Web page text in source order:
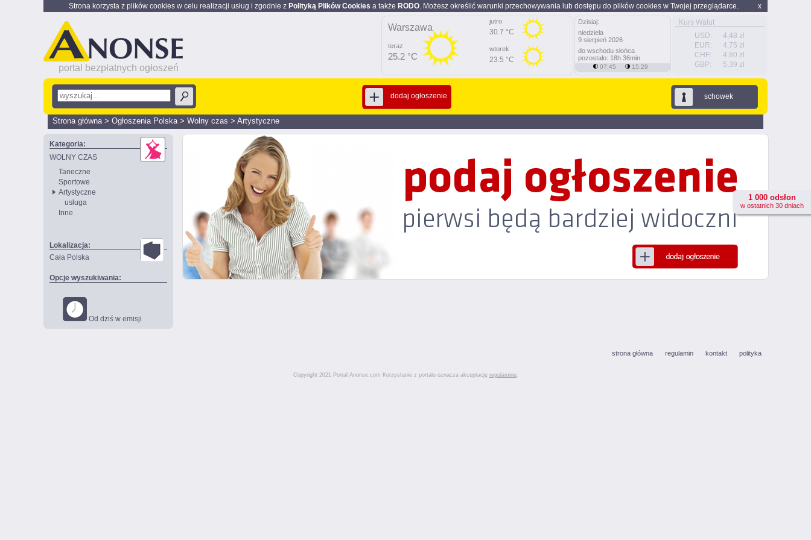
x
Strona korzysta z plików cookies w celu realizacji usług i zgodnie z Polityką Plików Cookies a także RODO. Możesz określić warunki przechowywania lub dostępu do plików cookies w Twojej przeglądarce.
portal bezpłatnych ogłoszeń
Kurs Walut
USD:
4,48 zł
EUR:
4,75 zł
CHF:
4,80 zł
GBP:
5,39 zł
Warszawa
teraz
25.2 °C
jutro
30.7 °C
wtorek
23.5 °C
Dzisiaj:
niedziela
9 sierpień 2026
do wschodu słońca
pozostało: 18h 36min
07:45 15:29
schowek
dodaj ogłoszenie
Strona główna> Ogłoszenia Polska> Wolny czas > Artystyczne
Kategoria:
WOLNY CZAS
Taneczne
Sportowe
Artystyczne
usługa
Inne
Lokalizacja:
Cała Polska
Opcje wyszukiwania:
Od dziś w emisji
1 000 odsłon
w ostatnich 30 dniach
strona główna regulamin kontakt polityka
Copyright 2021 Portal Anonse.com Korzystanie z portalu oznacza akceptację regulaminu.